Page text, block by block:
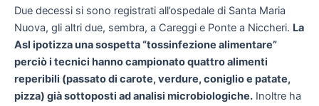
Due decessi si sono registrati all’ospedale di Santa Maria
Nuova, gli altri due, sembra, a Careggi e Ponte a Niccheri. La
Asl ipotizza una sospetta “tossinfezione alimentare”
perciò i tecnici hanno campionato quattro alimenti
reperibili (passato di carote, verdure, coniglio e patate,
pizza) già sottoposti ad analisi microbiologiche. Inoltre ha